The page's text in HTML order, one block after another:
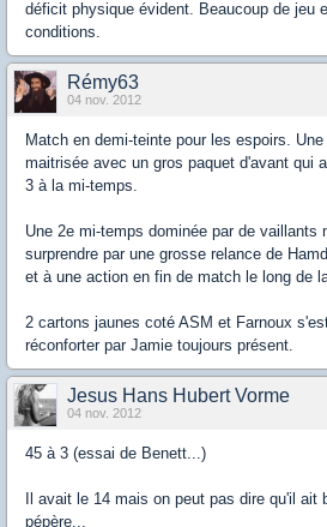
déficit physique évident. Beaucoup de jeu
conditions.
Rémy63
04 nov. 2012
Match en demi-teinte pour les espoirs.
maitrisée avec un gros paquet d'avant qui
3 à la mi-temps.
Une 2e mi-temps dominée par de vaillants
surprendre par une grosse relance de
et à une action en fin de match le long de
2 cartons jaunes coté ASM et Farnoux
réconforter par Jamie toujours présent.
Jesus Hans Hubert Vorme
04 nov. 2012
45 à 3 (essai de Benett...)
Il avait le 14 mais on peut pas dire qu'il ait
pépère...